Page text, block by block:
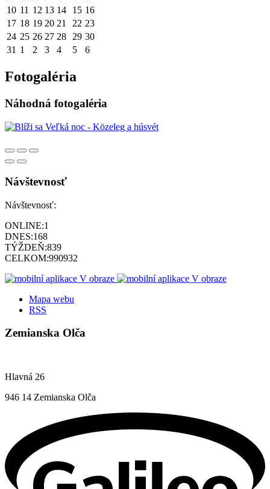
10 11 12 13 14 15 16
17 18 19 20 21 22 23
24 25 26 27 28 29 30
31 1 2 3 4 5 6
Fotogaléria
Náhodná fotogaléria
Návštevnosť
Návštevnosť:
ONLINE:1
DNES:168
TÝŽDEŇ:839
CELKOM:990932
Mapa webu
RSS
Zemianska Olča
Hlavná 26
946 14 Zemianska Olča